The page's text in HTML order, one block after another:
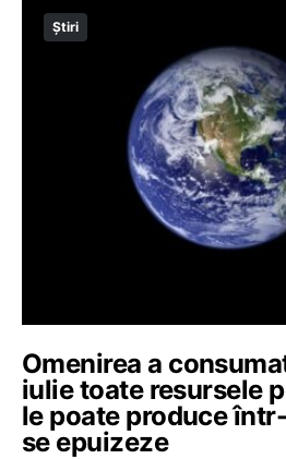
Știri
Omenirea a
iulie toate resursele
le poate produce
se epuizeze